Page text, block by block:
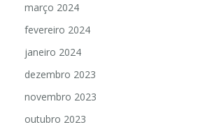
março 2024
fevereiro 2024
janeiro 2024
dezembro 2023
novembro 2023
outubro 2023